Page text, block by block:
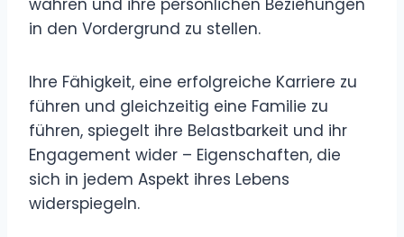
in den Vordergrund zu stellen.
Ihre Fähigkeit, eine erfolgreiche Karriere zu
führen und gleichzeitig eine Familie zu
führen, spiegelt ihre Belastbarkeit und ihr
Engagement wider – Eigenschaften, die
sich in jedem Aspekt ihres Lebens
widerspiegeln.